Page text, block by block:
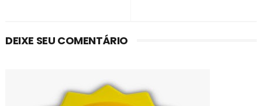
DEIXE SEU COMENTÁRIO